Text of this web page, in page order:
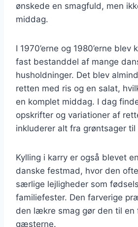
ønskede en smagfuld, men
middag.
I 1970’erne og 1980’erne blev
fast bestanddel af mange
husholdninger. Det blev
retten med ris og en salat,
en komplet middag. I dag
opskrifter og variationer af
inkluderer alt fra grøntsager til
Kylling i karry er også blevet
danske festmad, hvor den
særlige lejligheder som
familiefester. Den farverige
den lækre smag gør den til en
gæsterne.